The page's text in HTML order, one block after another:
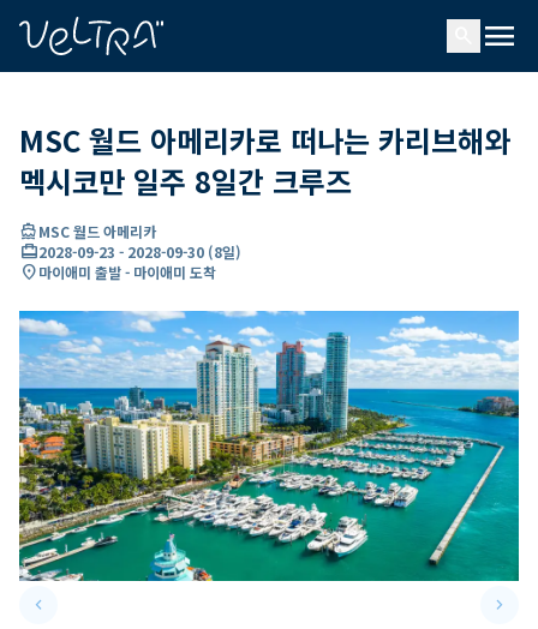
menu
MSC 월드 아메리카로 떠나는 카리브해와
멕시코만 일주 8일간 크루즈
directions_boatMSC 월드 아메리카
card_travel2028-09-23 - 2028-09-30 (8일)
location_on마이애미 출발 - 마이애미 도착
keyboard_arrow_leftPrevious slide keyboard_arrow_right